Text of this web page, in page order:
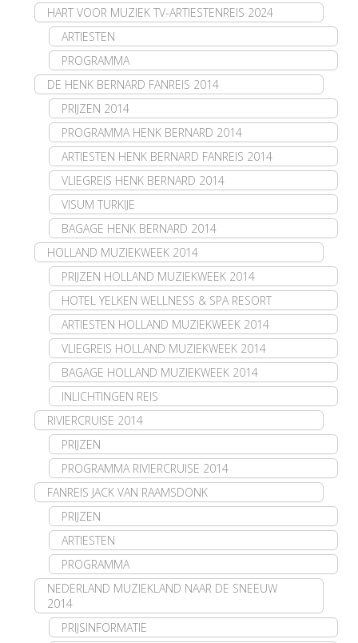
HART VOOR MUZIEK TV-ARTIESTENREIS 2024
ARTIESTEN
PROGRAMMA
DE HENK BERNARD FANREIS 2014
PRIJZEN 2014
PROGRAMMA HENK BERNARD 2014
ARTIESTEN HENK BERNARD FANREIS 2014
VLIEGREIS HENK BERNARD 2014
VISUM TURKIJE
BAGAGE HENK BERNARD 2014
HOLLAND MUZIEKWEEK 2014
PRIJZEN HOLLAND MUZIEKWEEK 2014
HOTEL YELKEN WELLNESS & SPA RESORT
ARTIESTEN HOLLAND MUZIEKWEEK 2014
VLIEGREIS HOLLAND MUZIEKWEEK 2014
BAGAGE HOLLAND MUZIEKWEEK 2014
INLICHTINGEN REIS
RIVIERCRUISE 2014
PRIJZEN
PROGRAMMA RIVIERCRUISE 2014
FANREIS JACK VAN RAAMSDONK
PRIJZEN
ARTIESTEN
PROGRAMMA
NEDERLAND MUZIEKLAND NAAR DE SNEEUW
2014
PRIJSINFORMATIE